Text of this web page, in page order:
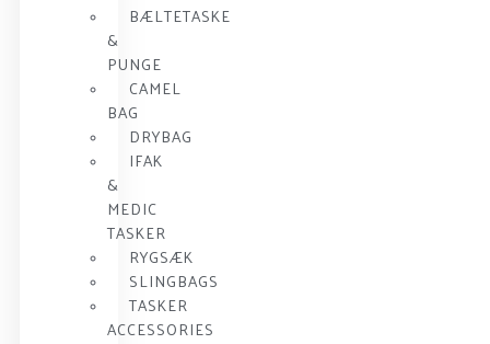
BÆLTETASKE
&
PUNGE
CAMEL
BAG
DRYBAG
IFAK
&
MEDIC
TASKER
RYGSÆK
SLINGBAGS
TASKER
ACCESSORIES